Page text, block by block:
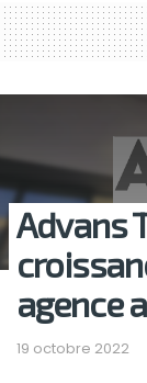
Advans
agence
19 octobre 2022